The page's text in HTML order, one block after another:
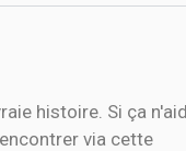
histoire. Si ça
via cette